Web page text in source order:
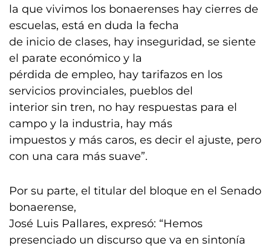
la que vivimos los bonaerenses hay cierres de
escuelas, está en duda la fecha
de inicio de clases, hay inseguridad, se siente
el parate económico y la
pérdida de empleo, hay tarifazos en los
servicios provinciales, pueblos del
interior sin tren, no hay respuestas para el
campo y la industria, hay más
impuestos y más caros, es decir el ajuste, pero
con una cara más suave”.
Por su parte, el titular del bloque en el Senado
bonaerense,
José Luis Pallares, expresó: “Hemos
presenciado un discurso que va en sintonía